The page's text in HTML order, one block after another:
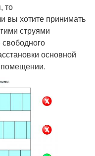
то
вы хотите принимать
струями
основной
помещении.